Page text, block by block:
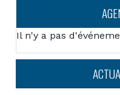
Il n'y a pas